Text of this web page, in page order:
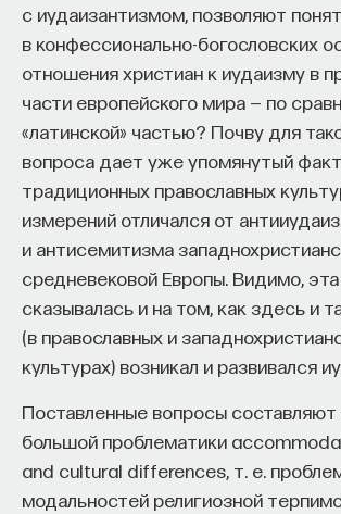
с иудаизантизмом, позволяют
в конфессионально-богословских
отношения христиан к иудаизму в
части европейского мира — по
«латинской» частью? Почву для
вопроса дает уже упомянутый
традиционных православных
измерений отличался от
и антисемитизма
средневековой Европы. Видимо,
сказывалась и на том, как здесь и
(в православных и
культурах) возникал и развивался
Поставленные вопросы составляют
большой проблематики
and cultural differences, т. е.
модальностей религиозной